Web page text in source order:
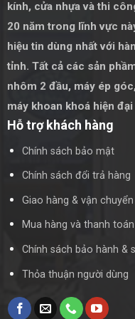
Với những lợi ích vượt
hoạt, cửa Slim trượt 4
lựa chọn hoàn hảo cho
đẳng cấp cho không
kính, cửa nhựa và thi
20 năm trong lĩnh vực
hiệu tin dùng nhất với
tỉnh. Tất cả các sản
nhôm 2 đầu, máy ép góc,
máy khoan khoá hiện đại
Hỗ trợ khách hàng
Chính sách bảo mật
Chính sách đổi trả hàng
Giao hàng & vận chuyển
Mua hàng và thanh toán
Chính sách bảo hành &
Thỏa thuận người dùng